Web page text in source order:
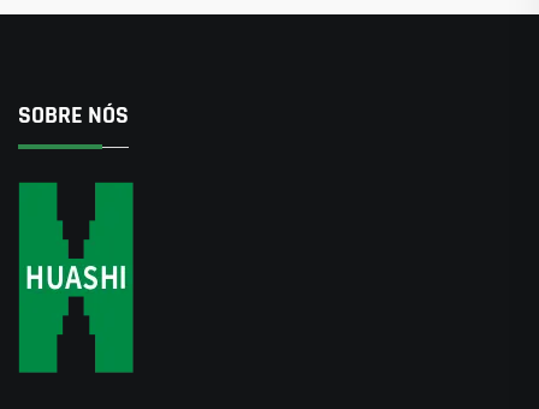
SOBRE NÓS